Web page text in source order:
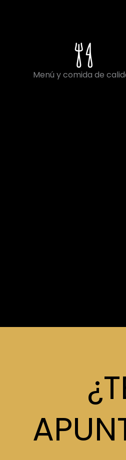
Menú y comida de